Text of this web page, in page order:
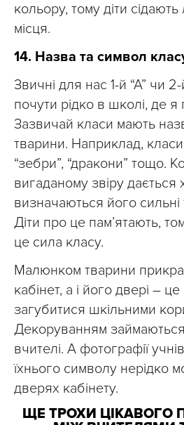
кольору, тому діти
місця.
14. Назва та символ
Звичні для нас 1-й “А” чи
почути рідко в школі, де
Зазвичай класи мають
тварини. Наприклад, класи
“зебри”, “дракони” тощо.
вигаданому звіру дається
визначаються його сильні
Діти про це пам’ятають,
це сила класу.
Малюнком тварини
кабінет, а і його двері –
загубитися шкільними
Декоруванням займаються
вчителі. А фотографії
їхнього символу нерідко
дверях кабінету.
ЩЕ ТРОХИ ЦІКАВОГО